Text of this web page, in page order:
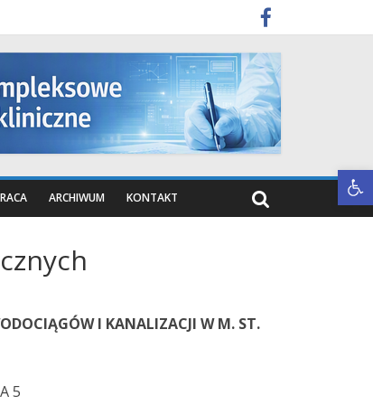
Otwórz pasek narzędzi
ARCHIWUM KONTAKT
I KANALIZACJI W M. ST.
5